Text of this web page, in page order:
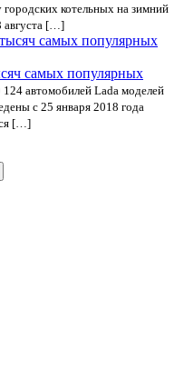
котельных на зимний
августа […]
самых популярных
124 автомобилей Lada моделей
с 25 января 2018 года
[…]